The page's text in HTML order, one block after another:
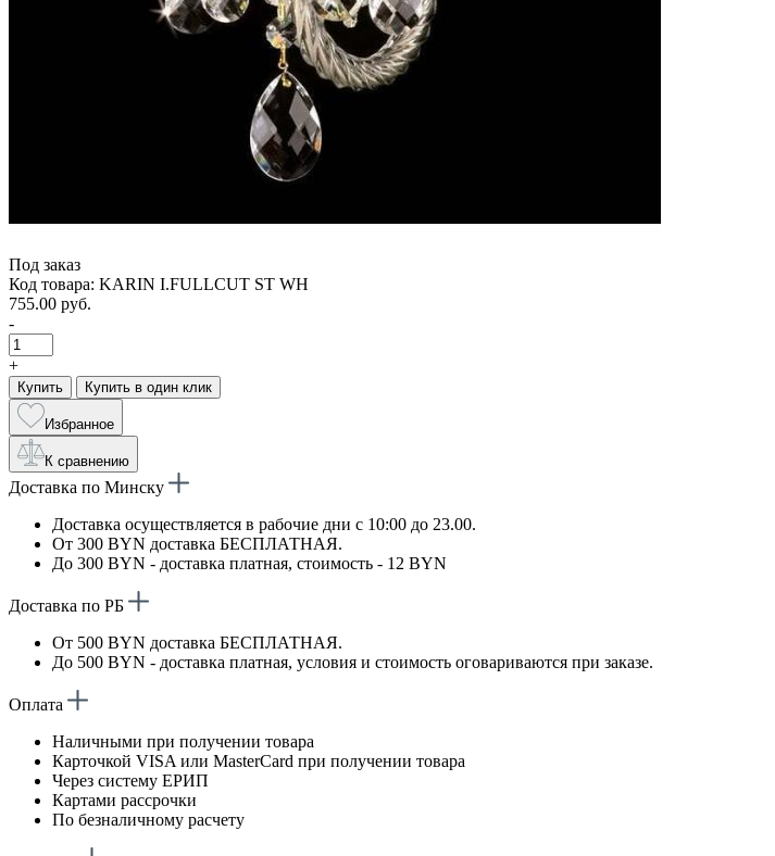
Под заказ
Код товара: KARIN I.FULLCUT ST WH
755.00 руб.
-
+
Купить Купить в один клик
Избранное
К сравнению
Доставка по Минску
Доставка осуществляется в рабочие дни с 10:00 до 23.00.
От 300 BYN доставка БЕСПЛАТНАЯ.
До 300 BYN - доставка платная, стоимость - 12 BYN
Доставка по РБ
От 500 BYN доставка БЕСПЛАТНАЯ.
До 500 BYN - доставка платная, условия и стоимость оговариваются при заказе.
Оплата
Наличными при получении товара
Карточкой VISA или MasterCard при получении товара
Через систему ЕРИП
Картами рассрочки
По безналичному расчету